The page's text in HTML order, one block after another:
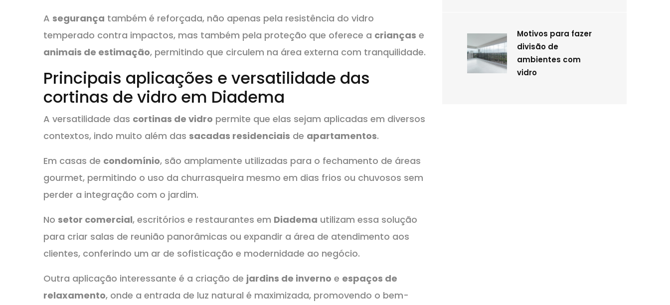
A segurança também é reforçada, não apenas pela resistência do vidro
temperado contra impactos, mas também pela proteção que oferece a crianças e
animais de estimação, permitindo que circulem na área externa com tranquilidade.
Principais aplicações e versatilidade das
cortinas de vidro em Diadema
A versatilidade das cortinas de vidro permite que elas sejam aplicadas em diversos
contextos, indo muito além das sacadas residenciais de apartamentos.
Em casas de condomínio, são amplamente utilizadas para o fechamento de áreas
gourmet, permitindo o uso da churrasqueira mesmo em dias frios ou chuvosos sem
perder a integração com o jardim.
No setor comercial, escritórios e restaurantes em Diadema utilizam essa solução
para criar salas de reunião panorâmicas ou expandir a área de atendimento aos
clientes, conferindo um ar de sofisticação e modernidade ao negócio.
Outra aplicação interessante é a criação de jardins de inverno e espaços de
relaxamento, onde a entrada de luz natural é maximizada, promovendo o bem-
Motivos para fazer
divisão de
ambientes com
vidro